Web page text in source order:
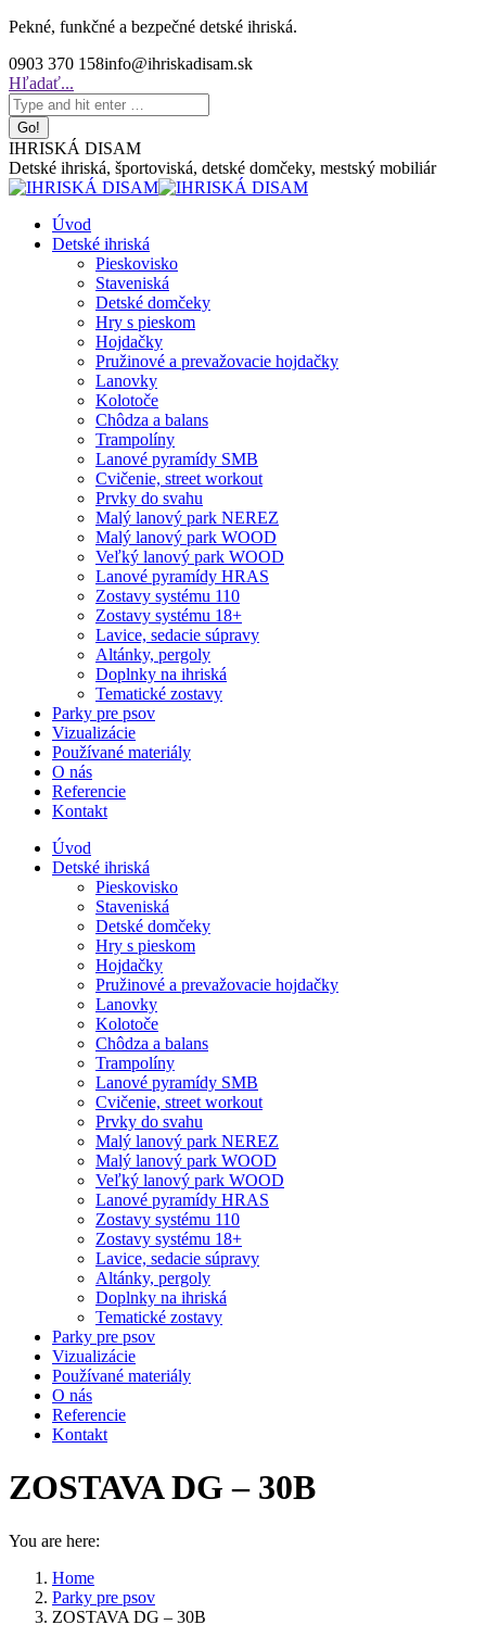
Skip
content
Pekné, funkčné a bezpečné detské ihriská.
0903 370 158info@ihriskadisam.sk
Search:
Hľadať...
IHRISKÁ DISAM
Detské ihriská, športoviská, detské domčeky, mestský mobiliár
Úvod
Detské ihriská
Pieskovisko
Staveniská
Detské domčeky
Hry s pieskom
Hojdačky
Pružinové a prevažovacie hojdačky
Lanovky
Kolotoče
Chôdza a balans
Trampolíny
Lanové pyramídy SMB
Cvičenie, street workout
Prvky do svahu
Malý lanový park NEREZ
Malý lanový park WOOD
Veľký lanový park WOOD
Lanové pyramídy HRAS
Zostavy systému 110
Zostavy systému 18+
Lavice, sedacie súpravy
Altánky, pergoly
Doplnky na ihriská
Tematické zostavy
Parky pre psov
Vizualizácie
Používané materiály
O nás
Referencie
Kontakt
Úvod
Detské ihriská
Pieskovisko
Staveniská
Detské domčeky
Hry s pieskom
Hojdačky
Pružinové a prevažovacie hojdačky
Lanovky
Kolotoče
Chôdza a balans
Trampolíny
Lanové pyramídy SMB
Cvičenie, street workout
Prvky do svahu
Malý lanový park NEREZ
Malý lanový park WOOD
Veľký lanový park WOOD
Lanové pyramídy HRAS
Zostavy systému 110
Zostavy systému 18+
Lavice, sedacie súpravy
Altánky, pergoly
Doplnky na ihriská
Tematické zostavy
Parky pre psov
Vizualizácie
Používané materiály
O nás
Referencie
Kontakt
ZOSTAVA DG – 30B
You are here:
Home
Parky pre psov
ZOSTAVA DG – 30B